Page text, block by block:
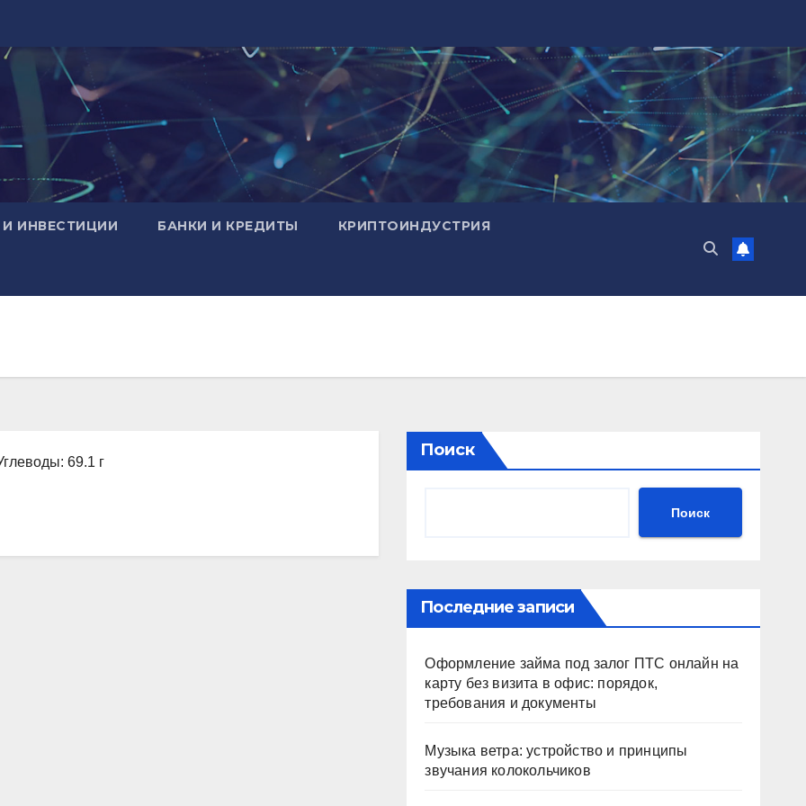
И ИНВЕСТИЦИИ БАНКИ И КРЕДИТЫ КРИПТОИНДУСТРИЯ
69.1 г
Поиск
Поиск
Последние записи
Оформление займа под залог ПТС онлайн на
карту без визита в офис: порядок,
требования и документы
Музыка ветра: устройство и принципы
звучания колокольчиков